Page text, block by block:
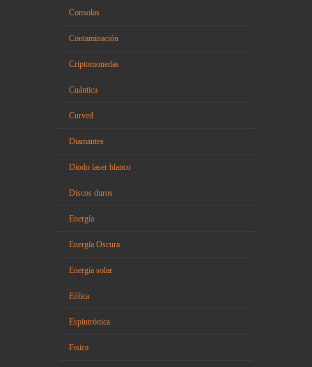
Consolas
Contaminación
Criptomonedas
Cuántica
Curved
Diamantes
Diodo laser blanco
Discos duros
Energía
Energía Oscura
Energía solar
Eólica
Espintrónica
Fisica